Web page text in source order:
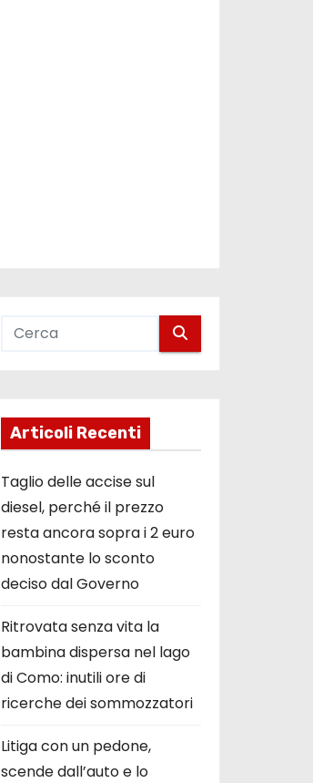
Articoli Recenti
Taglio delle accise sul
diesel, perché il prezzo
resta ancora sopra i 2 euro
nonostante lo sconto
deciso dal Governo
Ritrovata senza vita la
bambina dispersa nel lago
di Como: inutili ore di
ricerche dei sommozzatori
Litiga con un pedone,
scende dall’auto e lo